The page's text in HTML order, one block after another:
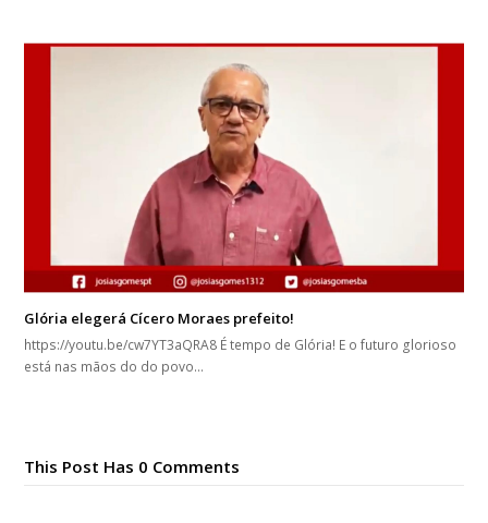
Glória elegerá Cícero Moraes prefeito!
https://youtu.be/cw7YT3aQRA8 É tempo de Glória! E o futuro glorioso
está nas mãos do do povo…
This Post Has 0 Comments